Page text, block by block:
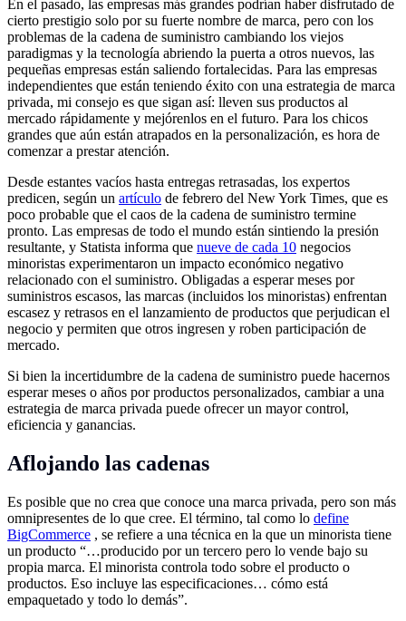
En el pasado, las empresas más grandes podrían haber disfrutado de
cierto prestigio solo por su fuerte nombre de marca, pero con los
problemas de la cadena de suministro cambiando los viejos
paradigmas y la tecnología abriendo la puerta a otros nuevos, las
pequeñas empresas están saliendo fortalecidas. Para las empresas
independientes que están teniendo éxito con una estrategia de marca
privada, mi consejo es que sigan así: lleven sus productos al
mercado rápidamente y mejórenlos en el futuro. Para los chicos
grandes que aún están atrapados en la personalización, es hora de
comenzar a prestar atención.
Desde estantes vacíos hasta entregas retrasadas, los expertos
predicen, según un artículo de febrero del New York Times, que es
poco probable que el caos de la cadena de suministro termine
pronto. Las empresas de todo el mundo están sintiendo la presión
resultante, y Statista informa que nueve de cada 10 negocios
minoristas experimentaron un impacto económico negativo
relacionado con el suministro. Obligadas a esperar meses por
suministros escasos, las marcas (incluidos los minoristas) enfrentan
escasez y retrasos en el lanzamiento de productos que perjudican el
negocio y permiten que otros ingresen y roben participación de
mercado.
Si bien la incertidumbre de la cadena de suministro puede hacernos
esperar meses o años por productos personalizados, cambiar a una
estrategia de marca privada puede ofrecer un mayor control,
eficiencia y ganancias.
Aflojando las cadenas
Es posible que no crea que conoce una marca privada, pero son más
omnipresentes de lo que cree. El término, tal como lo define
BigCommerce , se refiere a una técnica en la que un minorista tiene
un producto “…producido por un tercero pero lo vende bajo su
propia marca. El minorista controla todo sobre el producto o
productos. Eso incluye las especificaciones… cómo está
empaquetado y todo lo demás”.